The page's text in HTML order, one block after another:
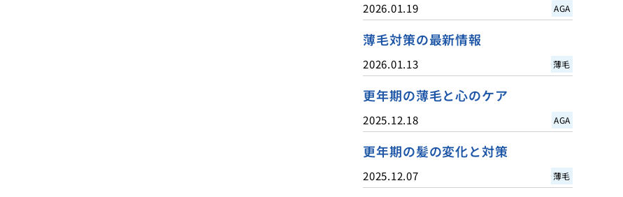
2026.01.19 AGA
薄毛対策の最新情報
2026.01.13 薄毛
更年期の薄毛と心のケア
2025.12.18 AGA
更年期の髪の変化と対策
2025.12.07 薄毛